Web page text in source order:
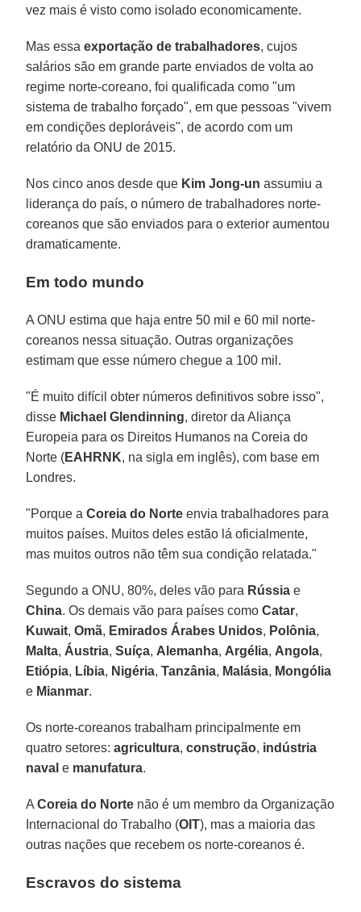
vez mais é visto como isolado economicamente.
Mas essaexportação de trabalhadores, cujos
salários são em grande parte enviados de volta ao
regime norte-coreano, foi qualificada como "um
sistema de trabalho forçado", em que pessoas "vivem
em condições deploráveis", de acordo com um
relatório da ONU de 2015.
Nos cinco anos desde que Kim Jong-un assumiu a
liderança do país, o número de trabalhadores norte-
coreanos que são enviados para o exterior aumentou
dramaticamente.
Em todo mundo
A ONU estima que haja entre 50 mil e 60 mil norte-
coreanos nessa situação. Outras organizações
estimam que esse número chegue a 100 mil.
"É muito difícil obter números definitivos sobre isso",
disse Michael Glendinning, diretor da Aliança
Europeia para os Direitos Humanos na Coreia do
Norte (EAHRNK, na sigla em inglês), com base em
Londres.
"Porque aCoreia do Norte envia trabalhadores para
muitos países. Muitos deles estão lá oficialmente,
mas muitos outros não têm sua condição relatada."
Segundo a ONU, 80%, deles vão para Rússia e
China. Os demais vão para países comoCatar,
Kuwait,Omã, Emirados Árabes Unidos, Polônia,
Malta, Áustria,Suíça, Alemanha, Argélia, Angola,
Etiópia, Líbia, Nigéria,Tanzânia, Malásia, Mongólia
e Mianmar.
Os norte-coreanos trabalham principalmente em
quatro setores:agricultura,construção, indústria
naval e manufatura.
ACoreia do Norte não é um membro da Organização
Internacional do Trabalho (OIT), mas a maioria das
outras nações que recebem os norte-coreanos é.
Escravos do sistema